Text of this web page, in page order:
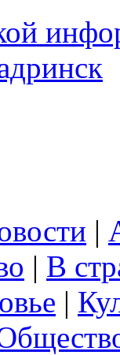
|
| В
|